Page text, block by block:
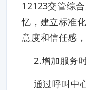
12123交管综
忆，建立标准
意度和信任感
2.增加服务
通过呼叫中